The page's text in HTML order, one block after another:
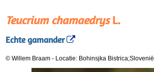
Teucrium chamaedrysL.
Echte gamander
© Willem Braam - Locatie: Bohinsjka Bistrica;Slovenië